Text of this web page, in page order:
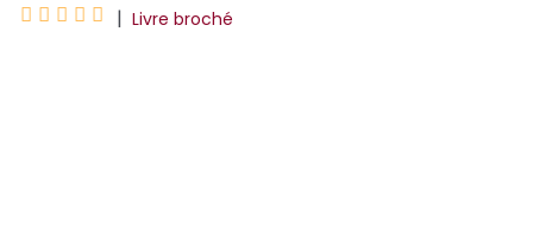
     | Livre broché